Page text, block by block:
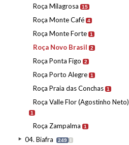
Roça Milagrosa 15
Roça Monte Café 4
Roça Monte Forte 1
Roça Novo Brasil 2
Roça Ponta Figo 2
Roça Porto Alegre 1
Roça Praia das Conchas 1
Roça Valle Flor (Agostinho Neto)
1
Roça Zampalma 1
04. Biafra 249 I